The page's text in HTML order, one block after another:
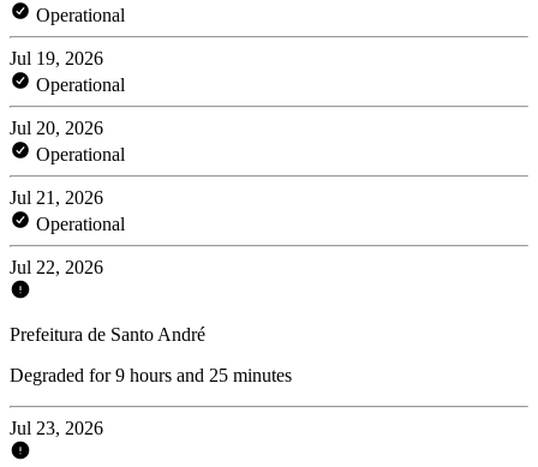
Operational
Jul 19, 2026
Operational
Jul 20, 2026
Operational
Jul 21, 2026
Operational
Jul 22, 2026
Prefeitura de Santo André
Degraded for 9 hours and 25 minutes
Jul 23, 2026